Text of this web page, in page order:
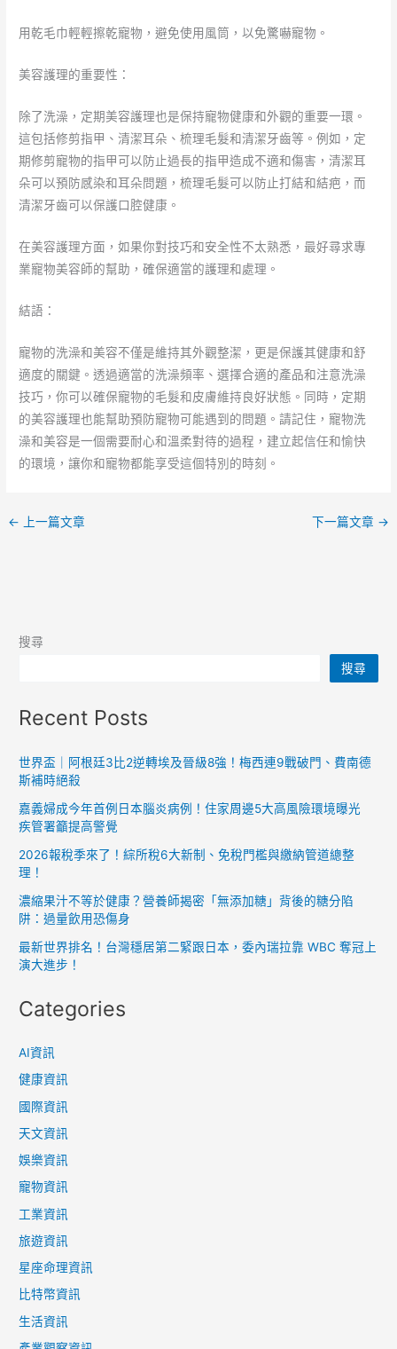
用乾毛巾輕輕擦乾寵物，避免使用風筒，以免驚嚇寵物。
美容護理的重要性：
除了洗澡，定期美容護理也是保持寵物健康和外觀的重要一環。
這包括修剪指甲、清潔耳朵、梳理毛髮和清潔牙齒等。例如，定
期修剪寵物的指甲可以防止過長的指甲造成不適和傷害，清潔耳
朵可以預防感染和耳朵問題，梳理毛髮可以防止打結和結疤，而
清潔牙齒可以保護口腔健康。
在美容護理方面，如果你對技巧和安全性不太熟悉，最好尋求專
業寵物美容師的幫助，確保適當的護理和處理。
結語：
寵物的洗澡和美容不僅是維持其外觀整潔，更是保護其健康和舒
適度的關鍵。透過適當的洗澡頻率、選擇合適的產品和注意洗澡
技巧，你可以確保寵物的毛髮和皮膚維持良好狀態。同時，定期
的美容護理也能幫助預防寵物可能遇到的問題。請記住，寵物洗
澡和美容是一個需要耐心和溫柔對待的過程，建立起信任和愉快
的環境，讓你和寵物都能享受這個特別的時刻。
← 上一篇文章 下一篇文章 →
搜尋
搜尋
Recent Posts
世界盃｜阿根廷3比2逆轉埃及晉級8強！梅西連9戰破門、費南德
斯補時絕殺
嘉義婦成今年首例日本腦炎病例！住家周邊5大高風險環境曝光
疾管署籲提高警覺
2026報稅季來了！綜所稅6大新制、免稅門檻與繳納管道總整
理！
濃縮果汁不等於健康？營養師揭密「無添加糖」背後的糖分陷
阱：過量飲用恐傷身
最新世界排名！台灣穩居第二緊跟日本，委內瑞拉靠 WBC 奪冠上
演大進步！
Categories
AI資訊
健康資訊
國際資訊
天文資訊
娛樂資訊
寵物資訊
工業資訊
旅遊資訊
星座命理資訊
比特幣資訊
生活資訊